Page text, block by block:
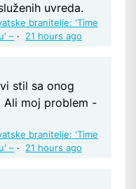
uvreda.
branitelje: 'Time
– · 21 hours ago
stil sa onog
Ali moj problem -
branitelje: 'Time
– · 21 hours ago